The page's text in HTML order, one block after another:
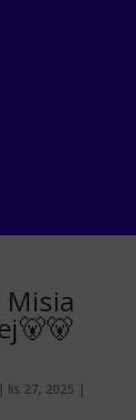
| lis 27, 2025 |